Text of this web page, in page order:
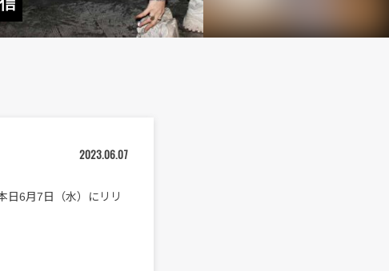
2023.06.07
日6月7日（水）にリリ